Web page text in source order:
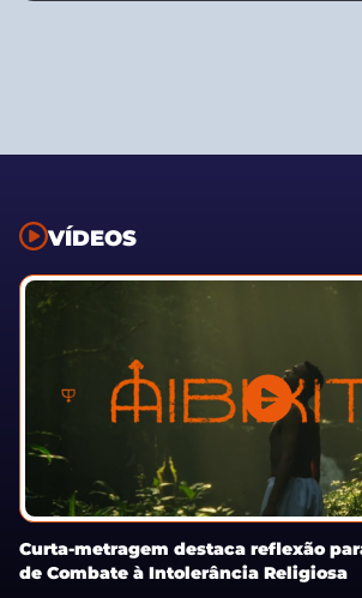
VÍDEOS
Curta-metragem destaca reflexão
de Combate à Intolerância Religiosa